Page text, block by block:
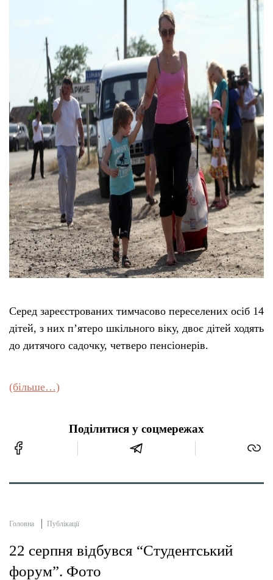
Серед зареєстрованих тимчасово переселених осіб 14
дітей, з них п’ятеро шкільного віку, двоє дітей ходять
до дитячого садочку, четверо пенсіонерів.
(більше…)
Поділитися у соцмережах
Головна Публікації
22 серпня відбувся “Студентський
форум”. Фото